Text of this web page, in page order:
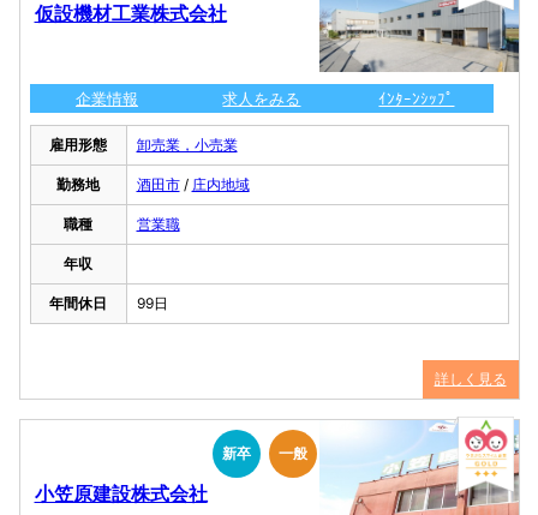
仮設機材工業株式会社
企業情報 求人をみる ｲﾝﾀｰﾝｼｯﾌﾟ
雇用形態 卸売業，小売業
勤務地 酒田市/ 庄内地域
職種 営業職
年収
年間休日 99日
詳しく見る
新卒 一般
小笠原建設株式会社